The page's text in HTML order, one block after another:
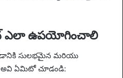
ఎలా ఉపయోగించాలి
సులభమైన మరియు
అవి ఏమిటో చూడండి: